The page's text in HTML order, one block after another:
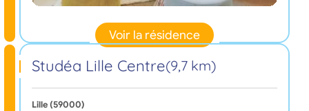
Voir la résidence
Studéa Lille Centre(9,7 km)
Lille (59000)